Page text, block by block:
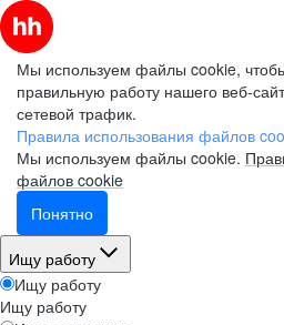
Мы используем файлы cookie,
правильную работу нашего веб-
сетевой трафик.
Правила использования файлов
Мы используем файлы cookie.
файлов cookie
Понятно
Ищу работу
Ищу работу
Ищу работу